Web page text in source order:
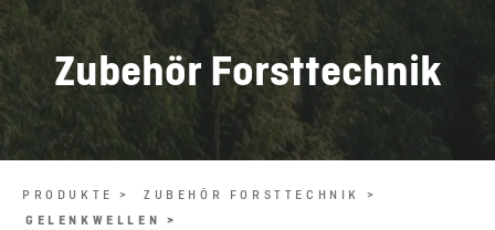
Zubehör Forsttechnik
PRODUKTE >
ZUBEHÖR FORSTTECHNIK >
GELENKWELLEN >